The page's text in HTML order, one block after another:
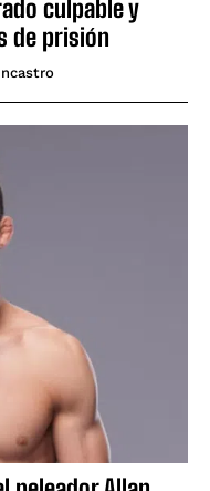
culpable y
de prisión